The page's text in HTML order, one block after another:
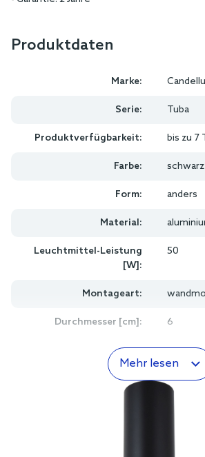
Produktdaten
Marke:
Serie: Tuba
Produktverfügbarkeit: bis zu 7
Farbe: schwarz
Form: anders
Material:
Leuchtmittel-Leistung
[W]:
50
Montageart:
Durchmesser [cm]: 6
Mehr lesen